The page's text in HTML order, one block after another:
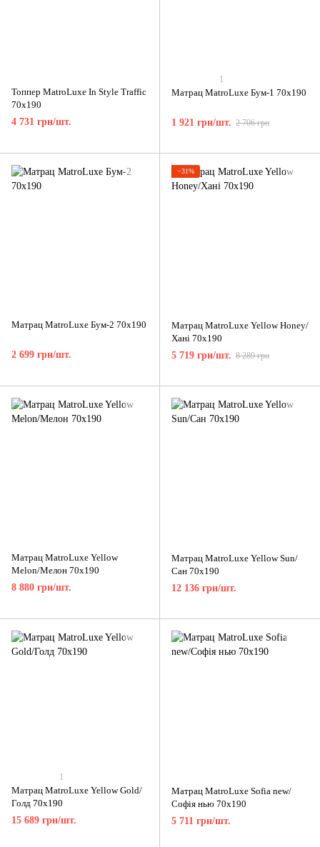
Топпер MatroLuxe In Style Traffic
70x190
4 731 грн/шт.
1
Матрац MatroLuxe Бум-1 70x190
1 921 грн/шт. 2 706 грн
Матрац MatroLuxe Бум-2 70x190
2 699 грн/шт.
−31%
Матрац MatroLuxe Yellow Honey/
Хані 70x190
5 719 грн/шт. 8 289 грн
Матрац MatroLuxe Yellow
Melon/Мелон 70x190
8 880 грн/шт.
Матрац MatroLuxe Yellow Sun/
Сан 70x190
12 136 грн/шт.
1
Матрац MatroLuxe Yellow Gold/
Голд 70x190
15 689 грн/шт.
Матрац MatroLuxe Sofia new/
Софія нью 70x190
5 711 грн/шт.